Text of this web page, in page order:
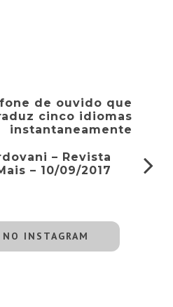
de ouvido que
cinco idiomas
instantaneamente
– Revista
– 10/09/2017
INSTAGRAM